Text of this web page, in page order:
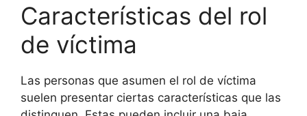
Características del rol
de víctima
Las personas que asumen el rol de víctima
suelen presentar ciertas características que las